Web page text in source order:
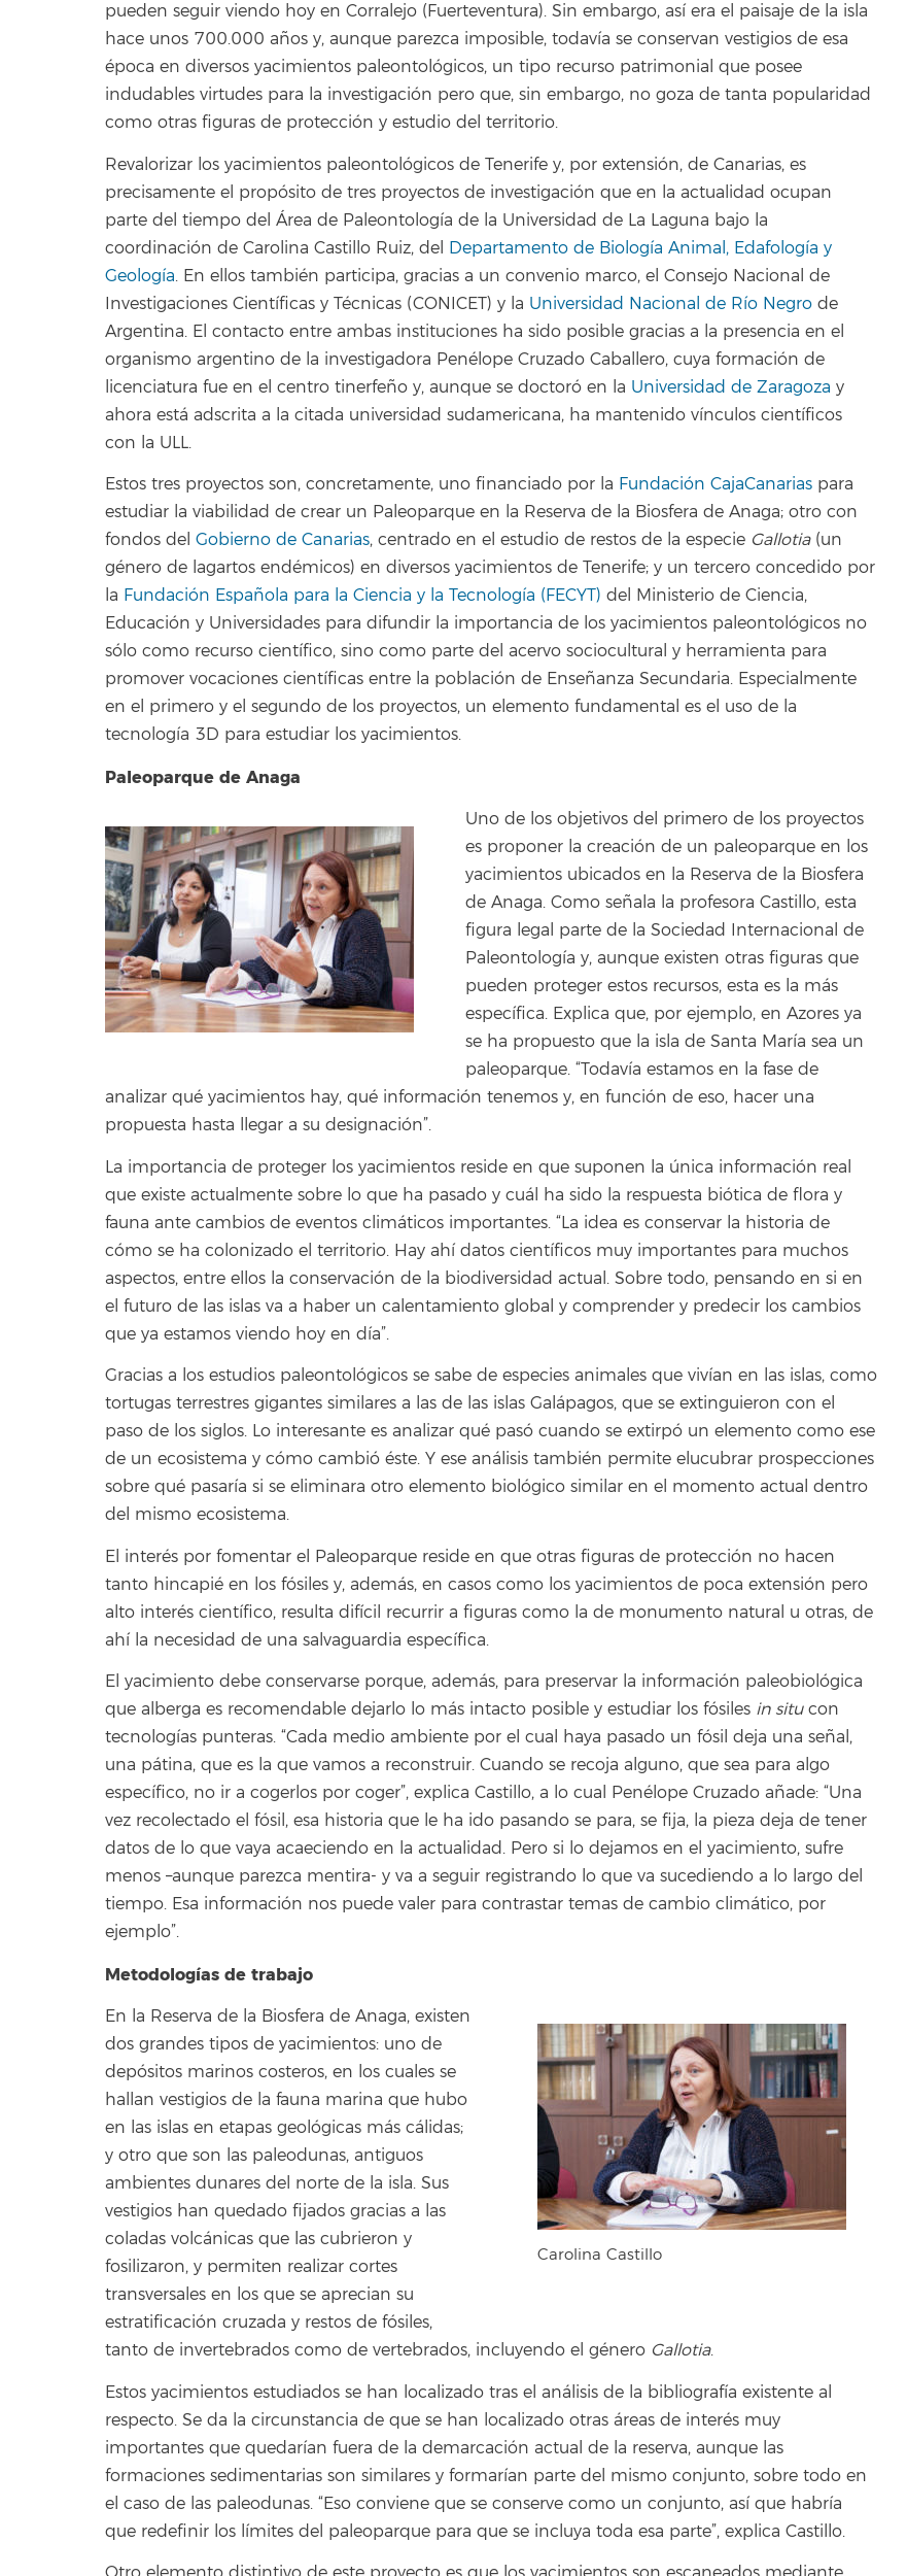
pueden seguir viendo hoy en Corralejo (Fuerteventura). Sin embargo, así era el paisaje de la isla
hace unos 700.000 años y, aunque parezca imposible, todavía se conservan vestigios de esa
época en diversos yacimientos paleontológicos, un tipo recurso patrimonial que posee
indudables virtudes para la investigación pero que, sin embargo, no goza de tanta popularidad
como otras figuras de protección y estudio del territorio.
Revalorizar los yacimientos paleontológicos de Tenerife y, por extensión, de Canarias, es
precisamente el propósito de tres proyectos de investigación que en la actualidad ocupan
parte del tiempo del Área de Paleontología de la Universidad de La Laguna bajo la
coordinación de Carolina Castillo Ruiz, del Departamento de Biología Animal, Edafología y
Geología. En ellos también participa, gracias a un convenio marco, el Consejo Nacional de
Investigaciones Científicas y Técnicas (CONICET) y la Universidad Nacional de Río Negro de
Argentina. El contacto entre ambas instituciones ha sido posible gracias a la presencia en el
organismo argentino de la investigadora Penélope Cruzado Caballero, cuya formación de
licenciatura fue en el centro tinerfeño y, aunque se doctoró en la Universidad de Zaragoza y
ahora está adscrita a la citada universidad sudamericana, ha mantenido vínculos científicos
con la ULL.
Estos tres proyectos son, concretamente, uno financiado por la Fundación CajaCanarias para
estudiar la viabilidad de crear un Paleoparque en la Reserva de la Biosfera de Anaga; otro con
fondos del Gobierno de Canarias, centrado en el estudio de restos de la especie Gallotia(un
género de lagartos endémicos) en diversos yacimientos de Tenerife; y un tercero concedido por
la Fundación Española para la Ciencia y la Tecnología (FECYT) del Ministerio de Ciencia,
Educación y Universidades para difundir la importancia de los yacimientos paleontológicos no
sólo como recurso científico, sino como parte del acervo sociocultural y herramienta para
promover vocaciones científicas entre la población de Enseñanza Secundaria. Especialmente
en el primero y el segundo de los proyectos, un elemento fundamental es el uso de la
tecnología 3D para estudiar los yacimientos.
Paleoparque de Anaga
Uno de los objetivos del primero de los proyectos
es proponer la creación de un paleoparque en los
yacimientos ubicados en la Reserva de la Biosfera
de Anaga. Como señala la profesora Castillo, esta
figura legal parte de la Sociedad Internacional de
Paleontología y, aunque existen otras figuras que
pueden proteger estos recursos, esta es la más
específica. Explica que, por ejemplo, en Azores ya
se ha propuesto que la isla de Santa María sea un
paleoparque. “Todavía estamos en la fase de
analizar qué yacimientos hay, qué información tenemos y, en función de eso, hacer una
propuesta hasta llegar a su designación”.
La importancia de proteger los yacimientos reside en que suponen la única información real
que existe actualmente sobre lo que ha pasado y cuál ha sido la respuesta biótica de flora y
fauna ante cambios de eventos climáticos importantes. “La idea es conservar la historia de
cómo se ha colonizado el territorio. Hay ahí datos científicos muy importantes para muchos
aspectos, entre ellos la conservación de la biodiversidad actual. Sobre todo, pensando en si en
el futuro de las islas va a haber un calentamiento global y comprender y predecir los cambios
que ya estamos viendo hoy en día”.
Gracias a los estudios paleontológicos se sabe de especies animales que vivían en las islas, como
tortugas terrestres gigantes similares a las de las islas Galápagos, que se extinguieron con el
paso de los siglos. Lo interesante es analizar qué pasó cuando se extirpó un elemento como ese
de un ecosistema y cómo cambió éste. Y ese análisis también permite elucubrar prospecciones
sobre qué pasaría si se eliminara otro elemento biológico similar en el momento actual dentro
del mismo ecosistema.
El interés por fomentar el Paleoparque reside en que otras figuras de protección no hacen
tanto hincapié en los fósiles y, además, en casos como los yacimientos de poca extensión pero
alto interés científico, resulta difícil recurrir a figuras como la de monumento natural u otras, de
ahí la necesidad de una salvaguardia específica.
El yacimiento debe conservarse porque, además, para preservar la información paleobiológica
que alberga es recomendable dejarlo lo más intacto posible y estudiar los fósiles in situcon
tecnologías punteras. “Cada medio ambiente por el cual haya pasado un fósil deja una señal,
una pátina, que es la que vamos a reconstruir. Cuando se recoja alguno, que sea para algo
específico, no ir a cogerlos por coger”, explica Castillo, a lo cual Penélope Cruzado añade: “Una
vez recolectado el fósil, esa historia que le ha ido pasando se para, se fija, la pieza deja de tener
datos de lo que vaya acaeciendo en la actualidad. Pero si lo dejamos en el yacimiento, sufre
menos –aunque parezca mentira- y va a seguir registrando lo que va sucediendo a lo largo del
tiempo. Esa información nos puede valer para contrastar temas de cambio climático, por
ejemplo”.
Metodologías de trabajo
Carolina Castillo
En la Reserva de la Biosfera de Anaga, existen
dos grandes tipos de yacimientos: uno de
depósitos marinos costeros, en los cuales se
hallan vestigios de la fauna marina que hubo
en las islas en etapas geológicas más cálidas;
y otro que son las paleodunas, antiguos
ambientes dunares del norte de la isla. Sus
vestigios han quedado fijados gracias a las
coladas volcánicas que las cubrieron y
fosilizaron, y permiten realizar cortes
transversales en los que se aprecian su
estratificación cruzada y restos de fósiles,
tanto de invertebrados como de vertebrados, incluyendo el género Gallotia.
Estos yacimientos estudiados se han localizado tras el análisis de la bibliografía existente al
respecto. Se da la circunstancia de que se han localizado otras áreas de interés muy
importantes que quedarían fuera de la demarcación actual de la reserva, aunque las
formaciones sedimentarias son similares y formarían parte del mismo conjunto, sobre todo en
el caso de las paleodunas. “Eso conviene que se conserve como un conjunto, así que habría
que redefinir los límites del paleoparque para que se incluya toda esa parte”, explica Castillo.